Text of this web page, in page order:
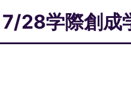
7/28学際創